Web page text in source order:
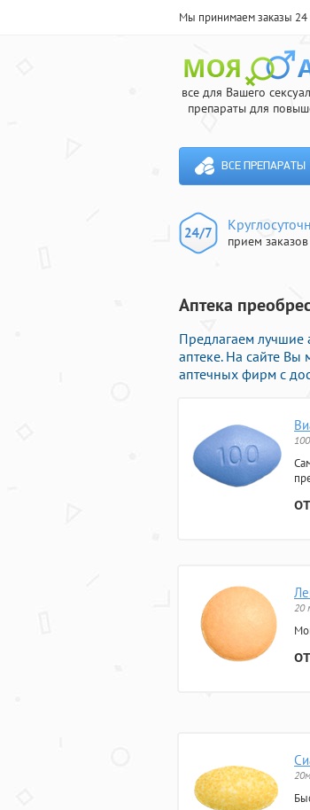
Мы принимаем заказы 24
все для Вашего
препараты для
ВСЕ ПРЕПАРАТЫ
прием заказов
Аптека
Предлагаем лучшие
аптеке. На сайте
аптечных фирм с
20